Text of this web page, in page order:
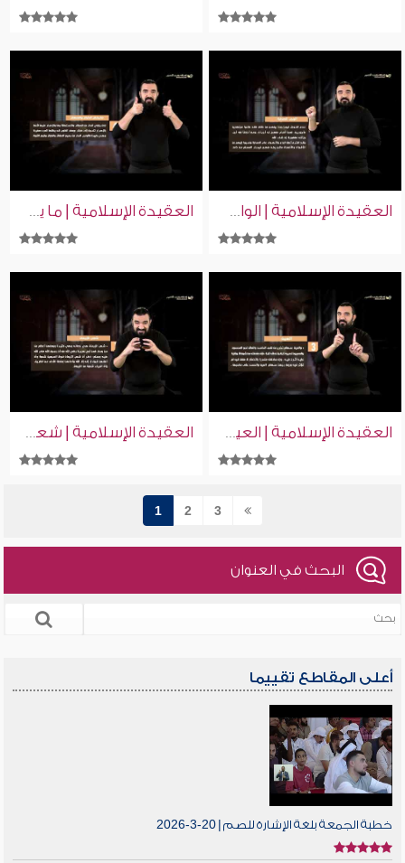
العقيدة الإسلامية | الواجب تجاه الصحابة | إسلام ويب | للصم بلغة الإشارة العقيدة الإسلامية | ما يكفر الكبائر والصغائر | إسلام ويب | للصم بلغة الإشارة
العقيدة الإسلامية | العين | إسلام ويب | للصم بلغة الإشارة العقيدة الإسلامية | شعب الإيمان | إسلام ويب | للصم بلغة الإشارة
1 2 3
البحث في العنوان
أعلى المقاطع تقييما
خطبة الجمعة بلغة الإشارة للصم | 20-3-2026